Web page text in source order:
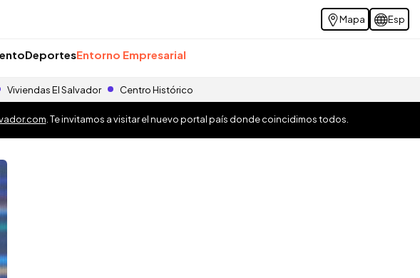
Mapa Esp
DeportesEntorno Empresarial
Viviendas El Salvador Centro Histórico
. Te invitamos a visitar el nuevo portal país donde coincidimos todos.